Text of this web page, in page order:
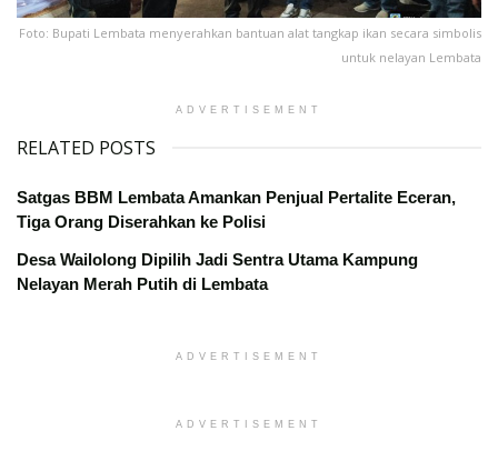
Foto: Bupati Lembata menyerahkan bantuan alat tangkap ikan secara simbolis
untuk nelayan Lembata
ADVERTISEMENT
RELATED POSTS
Satgas BBM Lembata Amankan Penjual Pertalite Eceran,
Tiga Orang Diserahkan ke Polisi
Desa Wailolong Dipilih Jadi Sentra Utama Kampung
Nelayan Merah Putih di Lembata
ADVERTISEMENT
ADVERTISEMENT